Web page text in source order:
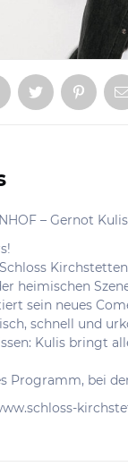
– Gernot
heimischen
sein neues
schnell und
Kulis bringt
Programm, bei